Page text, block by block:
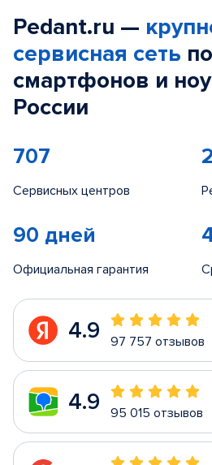
Pedant.ru —
сервисная сеть
смартфонов и
России
707
Сервисных центров
90 дней
Официальная гарантия
4.9 97 757 отзывов
4.9 95 015 отзывов